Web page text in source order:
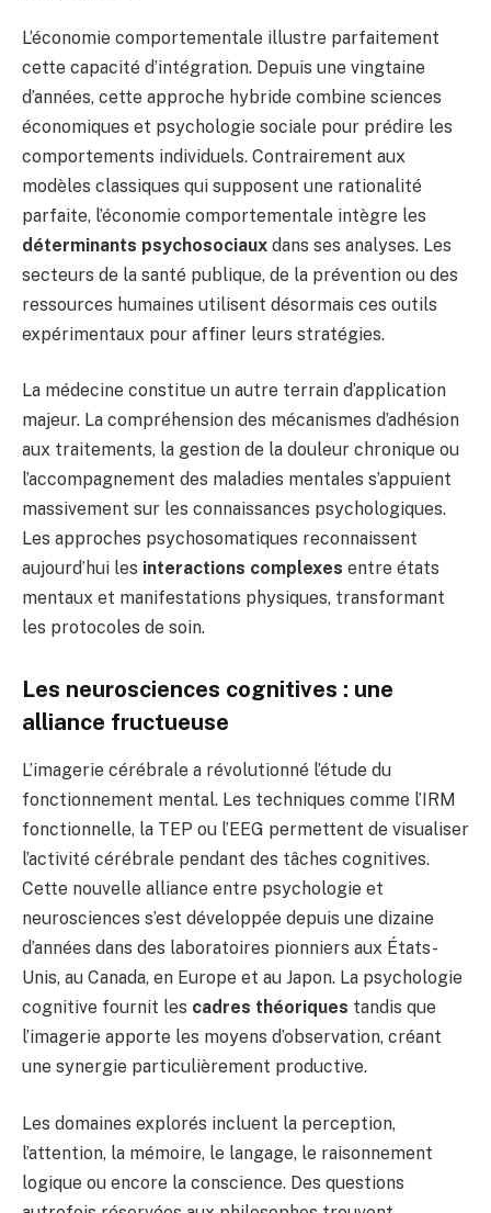
L’économie comportementale illustre parfaitement
cette capacité d’intégration. Depuis une vingtaine
d’années, cette approche hybride combine sciences
économiques et psychologie sociale pour prédire les
comportements individuels. Contrairement aux
modèles classiques qui supposent une rationalité
parfaite, l’économie comportementale intègre les
déterminants psychosociaux dans ses analyses. Les
secteurs de la santé publique, de la prévention ou des
ressources humaines utilisent désormais ces outils
expérimentaux pour affiner leurs stratégies.
La médecine constitue un autre terrain d’application
majeur. La compréhension des mécanismes d’adhésion
aux traitements, la gestion de la douleur chronique ou
l’accompagnement des maladies mentales s’appuient
massivement sur les connaissances psychologiques.
Les approches psychosomatiques reconnaissent
aujourd’hui les interactions complexes entre états
mentaux et manifestations physiques, transformant
les protocoles de soin.
Les neurosciences cognitives : une
alliance fructueuse
L’imagerie cérébrale a révolutionné l’étude du
fonctionnement mental. Les techniques comme l’IRM
fonctionnelle, la TEP ou l’EEG permettent de visualiser
l’activité cérébrale pendant des tâches cognitives.
Cette nouvelle alliance entre psychologie et
neurosciences s’est développée depuis une dizaine
d’années dans des laboratoires pionniers aux États-
Unis, au Canada, en Europe et au Japon. La psychologie
cognitive fournit les cadres théoriques tandis que
l’imagerie apporte les moyens d’observation, créant
une synergie particulièrement productive.
Les domaines explorés incluent la perception,
l’attention, la mémoire, le langage, le raisonnement
logique ou encore la conscience. Des questions